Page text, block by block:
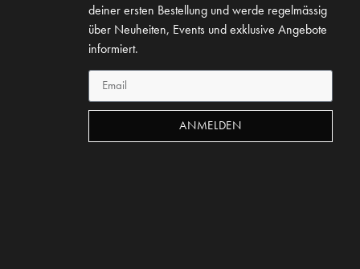
deiner ersten Bestellung und werde regelmässig
über Neuheiten, Events und exklusive Angebote
informiert.
ANMELDEN